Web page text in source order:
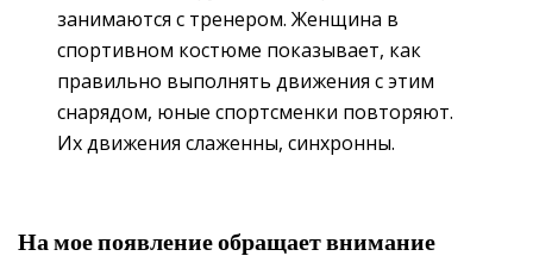
занимаются с тренером. Женщина в
спортивном костюме показывает, как
правильно выполнять движения с этим
снарядом, юные спортсменки повторяют.
Их движения слаженны, синхронны.
На мое появление обращает внимание